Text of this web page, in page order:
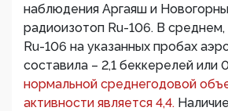
наблюдения Аргаяш и
радиоизотоп Ru-106. В среднем,
Ru-106 на указанных пробах
составила – 2,1 беккерелей или
нормальной среднегодовой
активности является 4,4. Наличие